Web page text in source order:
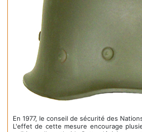
En 1977, le conseil de sécurité des
L'effet de cette mesure encourage